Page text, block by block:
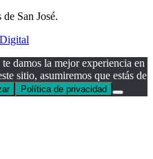
San José.
damos la mejor experiencia en
sitio, asumiremos que estás de
Política de privacidad